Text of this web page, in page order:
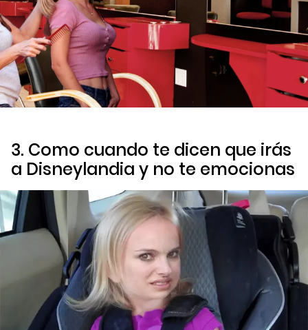
3. Como cuando te dicen que irás
a Disneylandia y no te emocionas